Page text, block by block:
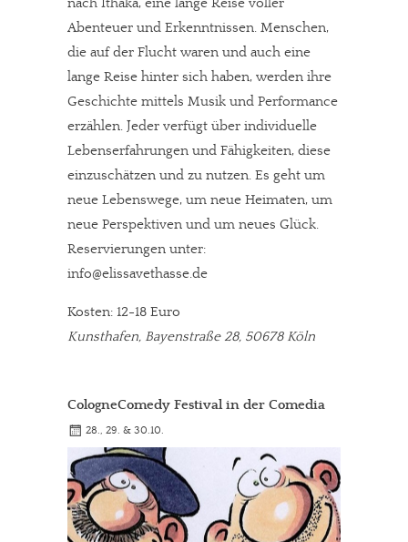
Solltest Du unsere unabhängige Berichterstattung schätzen,
Paypal - danke@meinesuedstadt.de
Schon erledigt!
nach Ithaka, eine lange Reise voller
Abenteuer und Erkenntnissen. Menschen,
die auf der Flucht waren und auch eine
lange Reise hinter sich haben, werden ihre
Geschichte mittels Musik und Performance
erzählen. Jeder verfügt über individuelle
Lebenserfahrungen und Fähigkeiten, diese
einzuschätzen und zu nutzen. Es geht um
neue Lebenswege, um neue Heimaten, um
neue Perspektiven und um neues Glück.
Reservierungen unter:
info@elissavethasse.de
Kosten: 12-18 Euro
Kunsthafen, Bayenstraße 28, 50678 Köln
CologneComedy Festival in der Comedia
28., 29. & 30.10.